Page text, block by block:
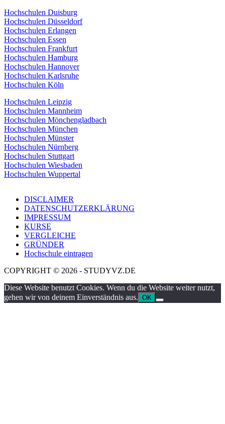
Hochschulen Duisburg
Hochschulen Düsseldorf
Hochschulen Erlangen
Hochschulen Essen
Hochschulen Frankfurt
Hochschulen Hamburg
Hochschulen Hannover
Hochschulen Karlsruhe
Hochschulen Köln
Hochschulen Leipzig
Hochschulen Mannheim
Hochschulen Mönchengladbach
Hochschulen München
Hochschulen Münster
Hochschulen Nürnberg
Hochschulen Stuttgart
Hochschulen Wiesbaden
Hochschulen Wuppertal
DISCLAIMER
DATENSCHUTZERKLÄRUNG
IMPRESSUM
KURSE
VERGLEICHE
GRÜNDER
Hochschule eintragen
COPYRIGHT © 2026 - STUDYVZ.DE
Diese Website benutzt Cookies. Wenn du die Website weiter nutzt,
gehen wir von deinem Einverständnis aus. OK